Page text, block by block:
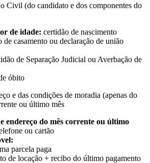
Civil (do candidato e dos componentes do
de idade: certidão de nascimento
de casamento ou declaração de união
de Separação Judicial ou Averbação de
óbito
e das condições de moradia (apenas do
ou último mês
endereço do mês corrente ou último
ou cartão
parcela paga
de locação + recibo do último pagamento